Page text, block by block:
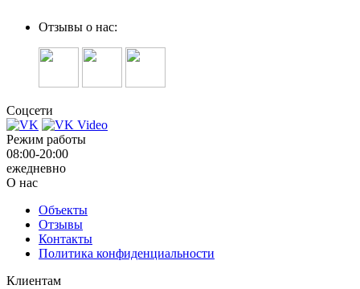
Отзывы о нас:
Соцсети
Режим работы
08:00-20:00
ежедневно
О нас
Объекты
Отзывы
Контакты
Политика конфиденциальности
Клиентам